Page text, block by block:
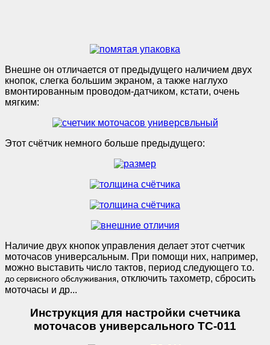
Внешне он отличается от предыдущего наличием двух
кнопок, слегка большим экраном, а также наглухо
вмонтированным проводом-датчиком, кстати, очень
мягким:
Этот счётчик немного больше предыдущего:
Наличие двух кнопок управления делает этот счетчик
моточасов универсальным. При помощи них, например,
можно выставить число тактов, период следующего т.о.
до сервисного обслуживания, отключить тахометр, сбросить
моточасы и др...
Инструкция для настройки счетчика
моточасов универсального ТС-011